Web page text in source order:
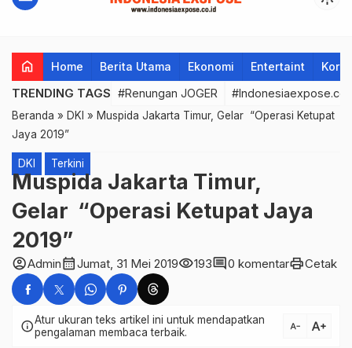
home Home Berita Utama Ekonomi Entertaint
TRENDING TAGS #Renungan JOGER
Beranda » DKI » Muspida Jakarta Timur, Gelar “Operasi Ketupat
Jaya 2019”
DKI Terkini
Muspida Jakarta Timur,
Gelar “Operasi Ketupat Jaya
2019”
account_circleAdmincalendar_monthJumat, 31 Mei 2019visibility193comment0 komentarprintCetak
infoAtur ukuran teks artikel ini untuk mendapatkan
pengalaman membaca terbaik.
text_decrease text_increase